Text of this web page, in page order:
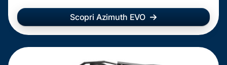
Scopri Azimuth EVO